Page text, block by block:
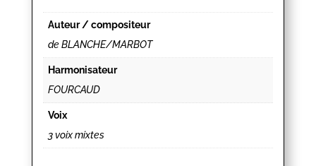
Auteur / compositeur
de BLANCHE/MARBOT
Harmonisateur
FOURCAUD
Voix
3 voix mixtes